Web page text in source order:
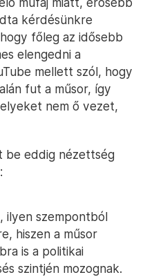
kérdésünkre
főleg az idősebb
elengedni a
mellett szól, hogy
fut a műsor, így
nem ő vezet,
be eddig nézettség
ilyen szempontból
hiszen a műsor
is a politikai
szintjén mozognak.